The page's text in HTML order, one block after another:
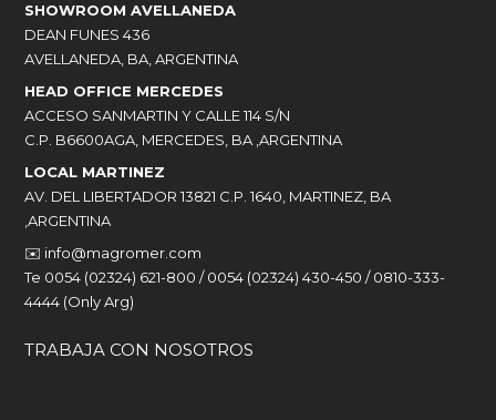
SHOWROOM AVELLANEDA
DEAN FUNES 436
AVELLANEDA, BA, ARGENTINA
HEAD OFFICE MERCEDES
ACCESO SANMARTIN Y CALLE 114 S/N
C.P. B6600AGA, MERCEDES, BA ,ARGENTINA
LOCAL MARTINEZ
AV. DEL LIBERTADOR 13821 C.P. 1640, MARTINEZ, BA
,ARGENTINA
✉️ info@magromer.com
Te 0054 (02324) 621-800 / 0054 (02324) 430-450 / 0810-333-
4444 (Only Arg)
TRABAJA CON NOSOTROS